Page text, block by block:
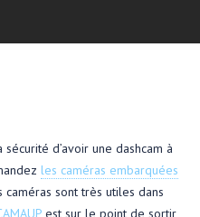
d’avoir une dashcam à
les caméras embarquées
caméras sont très utiles dans
est sur le point de sortir